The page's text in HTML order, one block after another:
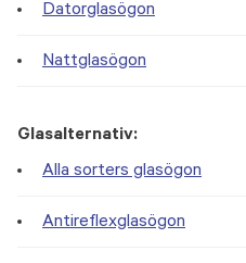
Datorglasögon
Nattglasögon
Glasalternativ:
Alla sorters glasögon
Antireflexglasögon